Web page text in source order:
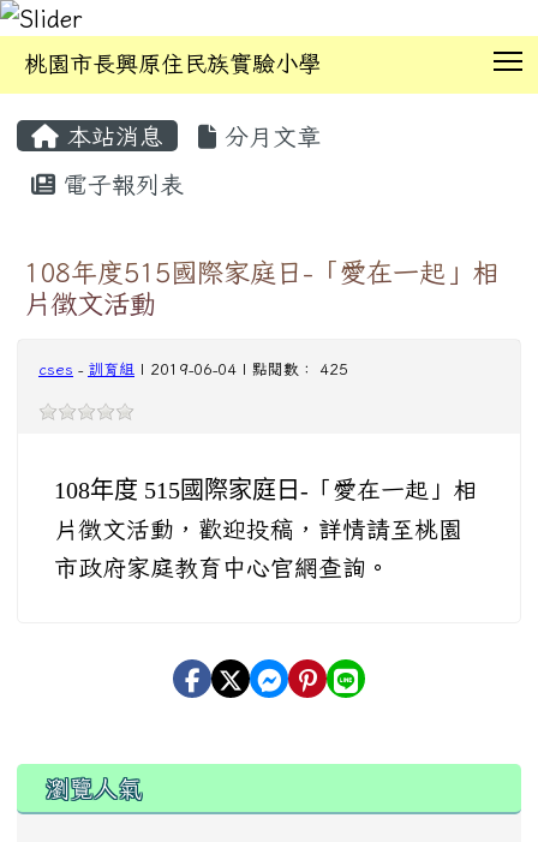
桃園市長興原住民族實驗小學
本站消息
分月文章
電子報列表
108年度515國際家庭日-「愛在一起」相
片徵文活動
cses - 訓育組 | 2019-06-04 | 點閱數： 425
108年度 515國際家庭日- 「愛在一起」相
片徵文活動，歡迎投稿，詳情請至桃園
市政府家庭教育中心官網查詢。
瀏覽人氣